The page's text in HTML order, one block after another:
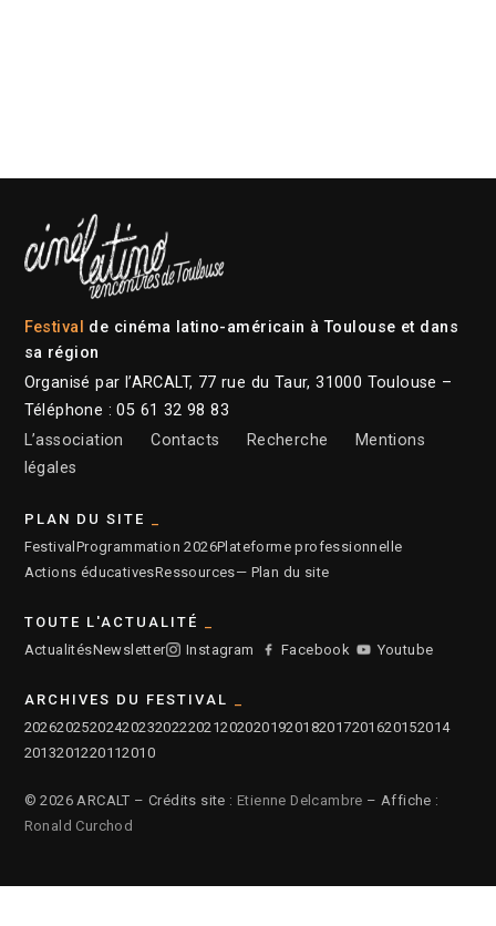
Festival de cinéma latino-américain à Toulouse et dans
sa région
Organisé par l’ARCALT, 77 rue du Taur, 31000 Toulouse –
Téléphone : 05 61 32 98 83
L’association
Contacts Recherche
Mentions
légales
PLAN DU SITE
Festival Programmation 2026Plateforme professionnelle
Actions éducativesRessources— Plan du site
TOUTE L'ACTUALITÉ
ActualitésNewsletter Instagram Facebook Youtube
ARCHIVES DU FESTIVAL
2026202520242023202220212020201920182017201620152014
2013201220112010
© 2026 ARCALT – Crédits site : Etienne Delcambre – Affiche :
Ronald Curchod